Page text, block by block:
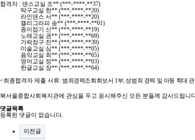
합격자 : 댄스교실 조** (***-****-**37)
탁구교실 한** (***-****-**20)
라인댄스 서** (***-****-**20)
캘리그라피 송** (***-****-**01)
종이접기 신** (***-****-**19)
노래교실 권** (***-****-**69)
가락장구 진** (***-****-**39)
미술교실 심** (***-****-**05)
음악교실 최** (***-****-**65)
영어교실 정** (***-****-**03)
한글교실 장** (***-****-**64)
<최종합격자 제출 서류: 범죄경력조회회보서 1부,성범죄 경력 및 아동 학대
북서울종합사회복지관에 관심을 두고 응시해주신 모든 분들께 감사드립니
댓글목록
등록된 댓글이 없습니다.
이전글